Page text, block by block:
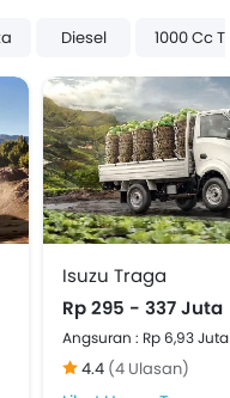
Diesel 1000 Cc
Isuzu Traga
Rp 295 - 337 Juta
Angsuran : Rp 6,93
4.4 (4 Ulasan)